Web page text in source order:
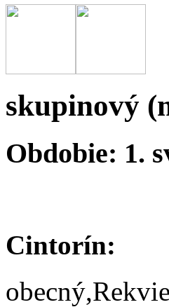
skupinový
Obdobie: 1.
Cintorín: